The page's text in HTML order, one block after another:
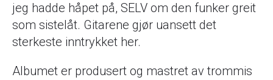
jeg hadde håpet på, SELV om den funker greit
som sistelåt. Gitarene gjør uansett det
sterkeste inntrykket her.
Albumet er produsert og mastret av trommis